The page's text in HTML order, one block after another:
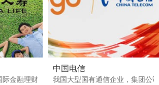
金融理财集团中国人寿:奋力打造国际金融理
中国电信
我国大型国有通信企业，集团公